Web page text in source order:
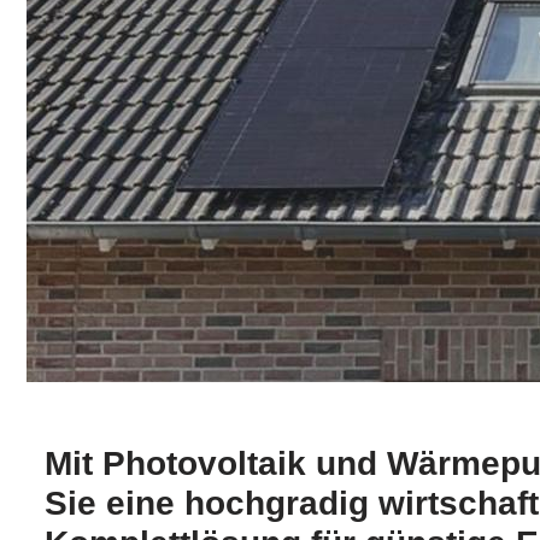
Mit Photovoltaik und
Sie eine hochgradig